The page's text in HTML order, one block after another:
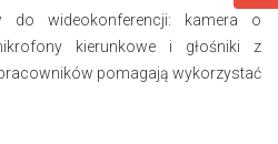
do wideokonferencji: kamera o
kierunkowe i głośniki z
pomagają wykorzystać